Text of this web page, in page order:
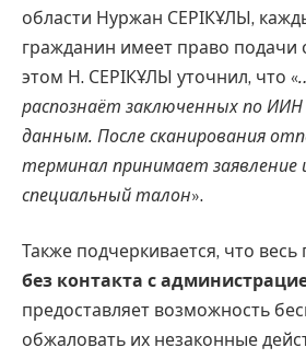
области Нуржан СЕРІКҰЛЫ,
гражданин имеет право
этом Н. СЕРІКҰЛЫ уточнил, что «
распознаёт заключенных по
данным. После сканирования
терминал принимает заявление
специальный талон».
Также подчеркивается, что
без контакта с
предоставляет возможность
обжаловать их незаконные